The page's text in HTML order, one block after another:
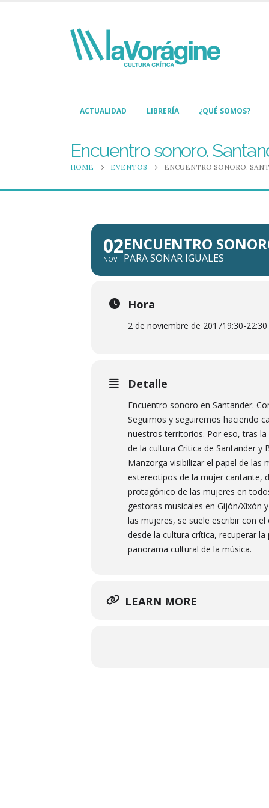
ACTUALIDAD LIBRERÍA ¿QUÉ SOMOS?
Encuentro sonoro.
HOME EVENTOS ENCUENTRO SONORO.
02
NOV
ENCUENTRO
PARA SONAR IGUALES
Hora
2 de noviembre de 201719:30-22:30
Detalle
Encuentro sonoro en Santander.
Seguimos y seguiremos haciendo
nuestros territorios. Por eso, tras
de la cultura Critica de Santander
Manzorga visibilizar el papel de las
estereotipos de la mujer cantante,
protagónico de las mujeres en
gestoras musicales en Gijón/Xixón
las mujeres, se suele escribir con
desde la cultura crítica, recuperar
panorama cultural de la música.
LEARN MORE